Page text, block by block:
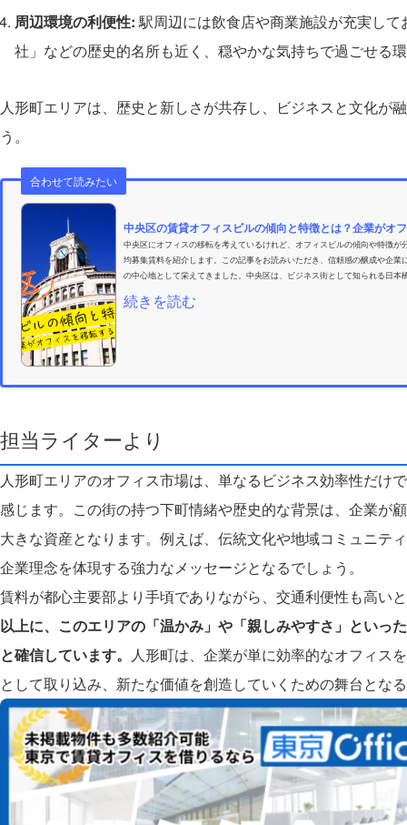
周辺環境の利便性:駅周辺には飲食店や商業施設が充実し
社」などの歴史的名所も近く、穏やかな気持ちで過ごせる
人形町エリアは、歴史と新しさが共存し、ビジネスと文化が
う。
合わせて読みたい
中央区の賃貸オフィスビルの傾向と特徴とは？企業がオ
中央区にオフィスの移転を考えているけれど、オフィスビルの傾向や特徴
均募集賃料を紹介します。この記事をお読みいただき、信頼感の醸成や企
の中心地として栄えてきました。中央区は、ビジネス街として知られる日
続きを読む
担当ライターより
人形町エリアのオフィス市場は、単なるビジネス効率性だけ
感じます。この街の持つ下町情緒や歴史的な背景は、企業が
大きな資産となります。例えば、伝統文化や地域コミュニテ
企業理念を体現する強力なメッセージとなるでしょう。
賃料が都心主要部より手頃でありながら、交通利便性も高い
以上に、このエリアの「温かみ」や「親しみやすさ」といっ
と確信しています。 人形町は、企業が単に効率的なオフィス
として取り込み、新たな価値を創造していくための舞台とな